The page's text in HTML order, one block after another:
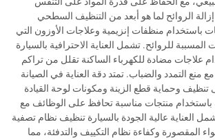
الروائح لما هو أبعد من التنظيف السطحي
باستخدام منظفات إنزيمية وعلاجات الأوزون التي
المسببة للروائح. تشمل العناية الاحترافية بالسيارة
علاجات مضادة للكهرباء الساكنة تقلل من تراكم
منع التمدد والضباب. تمتد دقة العناية في الصيانة
تنظيف وحماية قطع الزينة ومكونات لوحة القيادة
باستخدام منتجات مناسبة تحافظ على الوظائف مع
العناية عالية الجودة بالسيارة تنظيف نظام تصفية
المقصورة وكفاءة نظام التكييف والتدفئة، مما